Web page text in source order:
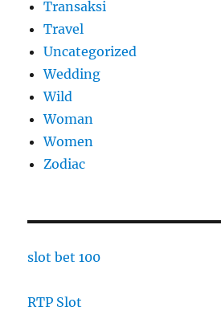
Transaksi
Travel
Uncategorized
Wedding
Wild
Woman
Women
Zodiac
slot bet 100
RTP Slot